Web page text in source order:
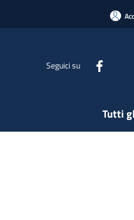
Seguici su
Tutti